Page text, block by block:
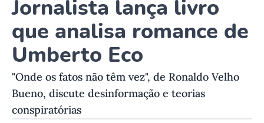
Jornalista lança livro
que analisa romance de
Umberto Eco
"Onde os fatos não têm vez", de Ronaldo Velho
Bueno, discute desinformação e teorias
conspiratórias